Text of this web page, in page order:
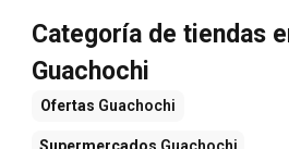
Categoría de tiendas
Guachochi
Ofertas Guachochi